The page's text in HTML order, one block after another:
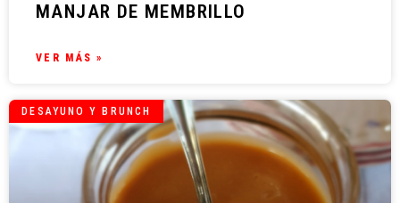
MANJAR DE MEMBRILLO
VER MÁS »
DESAYUNO Y BRUNCH